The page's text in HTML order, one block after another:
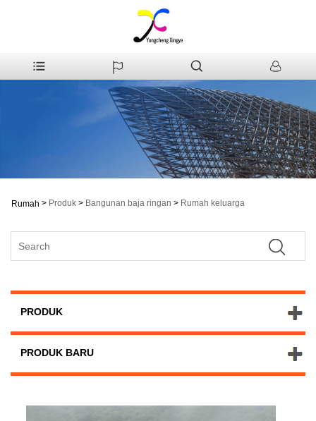
Rumah > Produk > Bangunan baja ringan > Rumah keluarga
PRODUK
PRODUK BARU